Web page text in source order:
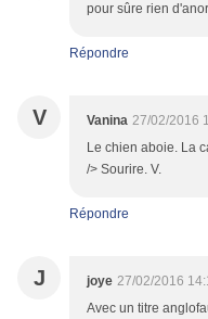
pour sûre rien
Répondre
V Vanina 27/02/2016
Le chien aboie. La
/> Sourire. V.
Répondre
J joye 27/02/2016
Avec un titre